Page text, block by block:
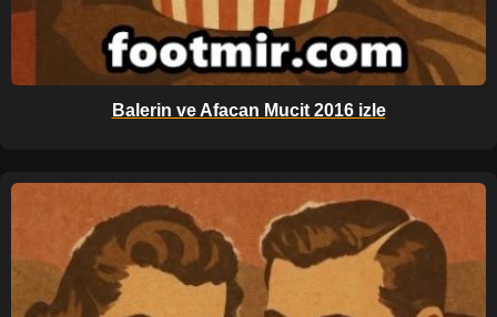
Balerin ve Afacan Mucit 2016 izle